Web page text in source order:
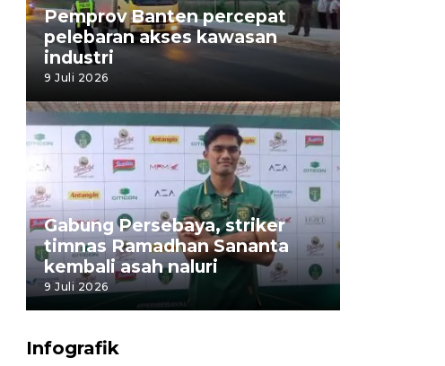
Pemprov Banten percepat
pelebaran akses kawasan
industri
9 Juli 2026
Gabung Persebaya, striker
timnas Ramadhan Sananta
kembali asah naluri
9 Juli 2026
Infografik